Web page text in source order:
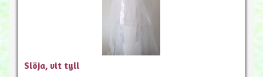
Slöja, vit tyll